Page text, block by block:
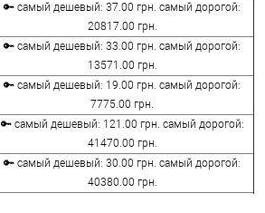
🔑 самый дешевый: 37.00 грн. самый дорогой:
20817.00 грн.
🔑 самый дешевый: 33.00 грн. самый дорогой:
13571.00 грн.
🔑 самый дешевый: 19.00 грн. самый дорогой:
7775.00 грн.
🔑 самый дешевый: 121.00 грн. самый дорогой:
41470.00 грн.
🔑 самый дешевый: 30.00 грн. самый дорогой:
40380.00 грн.